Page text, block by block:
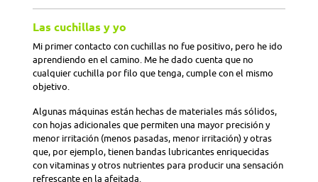
Las cuchillas y yo
Mi primer contacto con cuchillas no fue positivo, pero he ido
aprendiendo en el camino. Me he dado cuenta que no
cualquier cuchilla por filo que tenga, cumple con el mismo
objetivo.
Algunas máquinas están hechas de materiales más sólidos,
con hojas adicionales que permiten una mayor precisión y
menor irritación (menos pasadas, menor irritación) y otras
que, por ejemplo, tienen bandas lubricantes enriquecidas
con vitaminas y otros nutrientes para producir una sensación
refrescante en la afeitada.